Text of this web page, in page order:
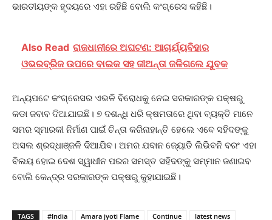
ଭାରତୀୟଙ୍କ ହୃଦୟରେ ଏହା ରହିଛି ବୋଲି କଂଗ୍ରେସ କହିଛି।
Also Read ରାଜଧାନୀରେ ଅଘଟଣ: ଆଚାର୍ଯ୍ୟବିହାର
ଓଭରବ୍ରିଜ ଉପରେ ବାଇକ ସହ ଜୀଅନ୍ତା ଜଳିଗଲେ ଯୁବକ
ଅନ୍ୟପଟେ କଂଗ୍ରେସର ଏଭଳି ବିରୋଧକୁ ନେଇ ସରକାରଙ୍କ ପକ୍ଷରୁ
କଡା ଜବାବ ଦିଆଯାଇଛି। ୭ ଦଶନ୍ଧି ଧରି କ୍ଷମତାରେ ଥିବା ବ୍ୟକ୍ତି ମାନେ
ସମର ସ୍ମାରକୀ ନିର୍ମାଣ ପାଇଁ ଚିନ୍ତା କରିନାହାନ୍ତି ହେଲେ ଏବେ ସହିଦଙ୍କୁ
ଅସଲ ଶ୍ରଦ୍ଧାଞ୍ଜଳି ଦିଆଯିବ। ଅମର ଯବାନ ଜ୍ୟୋତି ଲିଭିବନି ବରଂ ଏହା
ବିଲୟ ହୋଇ ଦେଶ ସ୍ୱାଧୀନ ପରର ସମସ୍ତ ସହିଦଙ୍କୁ ସମ୍ମାନ ଜଣାଇବ
ବୋଲି କେନ୍ଦ୍ର ସରକାରଙ୍କ ପକ୍ଷରୁ କୁହାଯାଇଛି।
TAGS #India Amara jyoti Flame Continue latest news